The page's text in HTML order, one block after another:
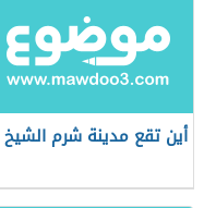
أين تقع مدينة شرم الشيخ